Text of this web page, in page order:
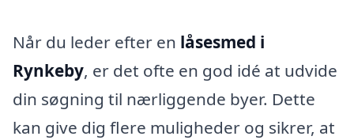
Når du leder efter en låsesmed i
Rynkeby, er det ofte en god idé at udvide
din søgning til nærliggende byer. Dette
kan give dig flere muligheder og sikrer, at